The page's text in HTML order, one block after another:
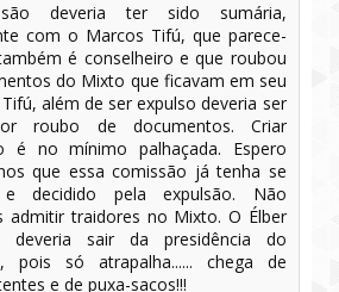
deveria ter sido sumária,
com o Marcos Tifú, que parece-
é conselheiro e que roubou
do Mixto que ficavam em seu
além de ser expulso deveria ser
roubo de documentos. Criar
é no mínimo palhaçada. Espero
que essa comissão já tenha se
e decidido pela expulsão. Não
admitir traidores no Mixto. O Élber
deveria sair da presidência do
pois só atrapalha...... chega de
e de puxa-sacos!!!